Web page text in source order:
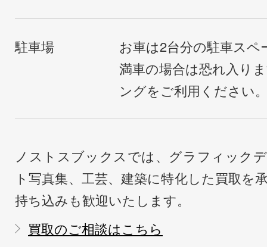
駐車場
お車は2台分の駐車ス
満車の場合は恐れ入り
ングをご利用ください
ノストスブックスでは、グラフィック
ト写真集、工芸、建築に特化した買取を
持ち込みも歓迎いたします。
買取のご相談はこちら